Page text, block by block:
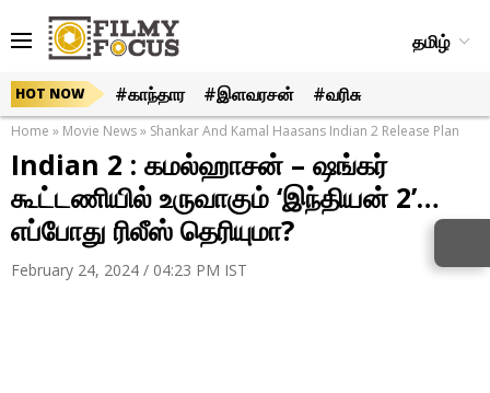
தமிழ்
HOT NOW #காந்தார #இளவரசன் #வரிசு
Home » Movie News» Shankar And Kamal Haasans Indian 2 Release Plan
Indian 2 : கமல்ஹாசன் – ஷங்கர்
கூட்டணியில் உருவாகும் ‘இந்தியன் 2’…
எப்போது ரிலீஸ் தெரியுமா?
February 24, 2024 / 04:23 PM IST